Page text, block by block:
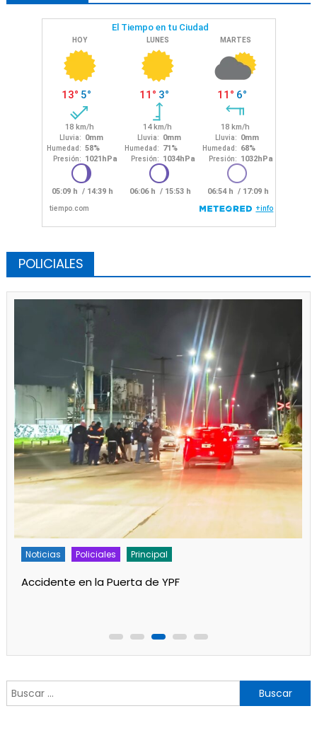
POLICIALES
Noticias Policiales Principal
Accidente en la Puerta de YPF
Buscar: